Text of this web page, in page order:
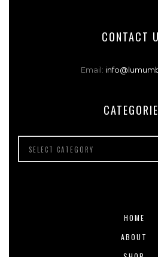
CONTACT
Email:
HOME
ABOUT